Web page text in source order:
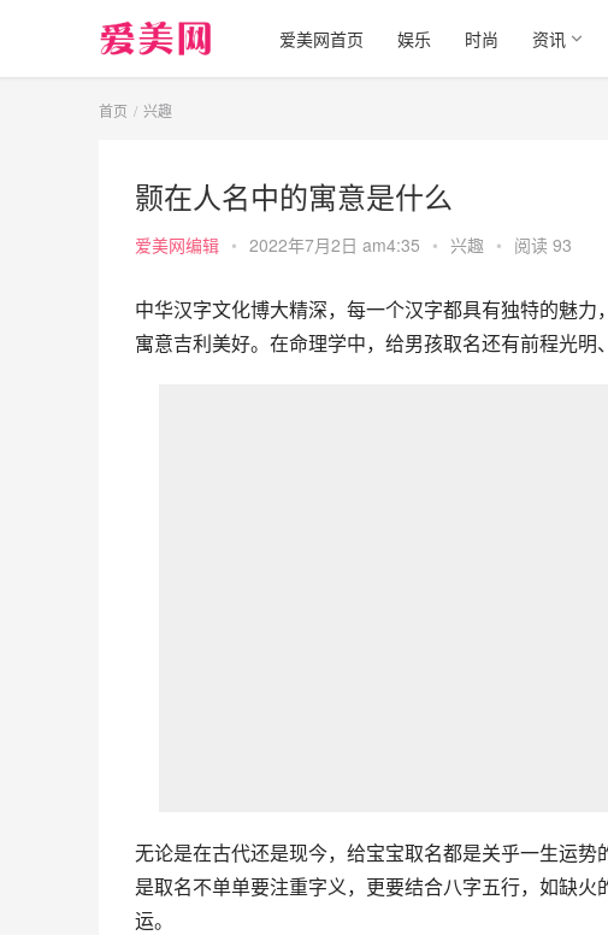
爱美网首页 娱乐 时尚 资讯
首页 兴趣
颢在人名中的寓意是什么
爱美网编辑 • 2022年7月2日 am4:35 • 兴趣 • 阅读 93
中华汉字文化博大精深，每一个汉字都具有独特的魅
寓意吉利美好。在命理学中，给男孩取名还有前程光明
无论是在古代还是现今，给宝宝取名都是关乎一生运
是取名不单单要注重字义，更要结合八字五行，如缺
运。